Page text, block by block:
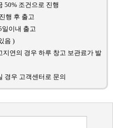
50% 조건으로 진행
행 후 출고
이내 출고
음 )
지연의 경우 하루 창고 보관료가 발
경우 고객센터로 문의